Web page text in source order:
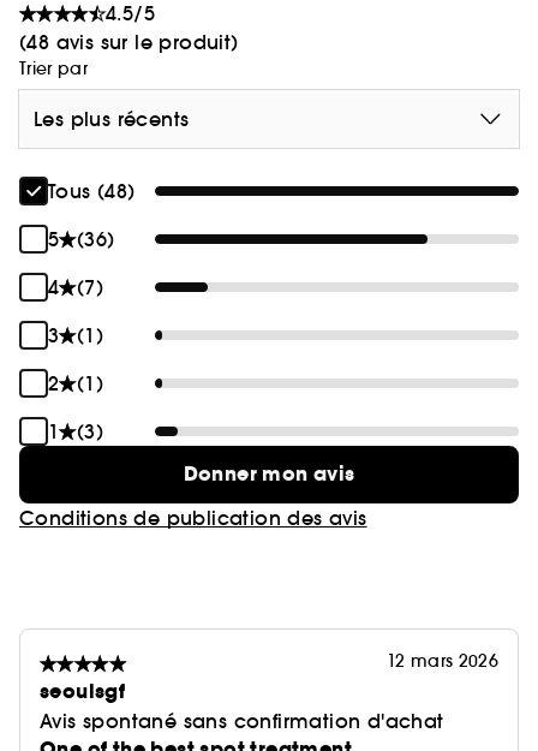
4.5/5
(48 avis sur le produit)
Trier par
Les plus récents
Tous (48)
5
(36)
4
(7)
3
(1)
2
(1)
1
(3)
Donner mon avis
Conditions de publication des avis
12 mars 2026
seoulsgf
Avis spontané sans confirmation d'achat